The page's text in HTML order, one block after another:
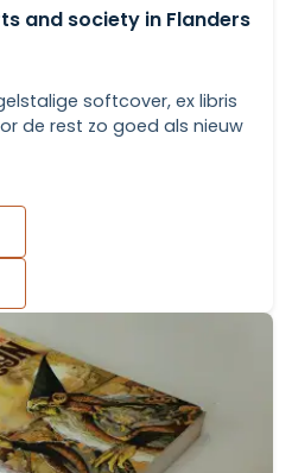
and society in Flanders
softcover, ex libris
de rest zo goed als nieuw